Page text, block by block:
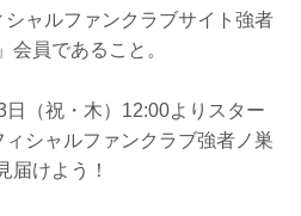
ャルファンクラブサイト強者
会員であること。
（祝・木）12:00よりスター
ィシャルファンクラブ強者ノ巣
届けよう！